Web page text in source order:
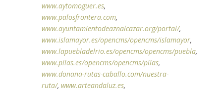
www.aytomoguer.es,
www.palosfrontera.com,
www.ayuntamientodeaznalcazar.org/portal/,
www.islamayor.es/opencms/opencms/islamayor,
www.lapuebladelrio.es/opencms/opencms/puebla,
www.pilas.es/opencms/opencms/pilas,
www.donana-rutas-caballo.com/nuestra-
ruta/, www.arteandaluz.es,